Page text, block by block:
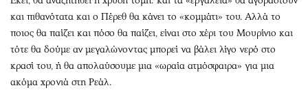
και πιθανότατα και ο Πέρεθ θα κάνει το «κομμάτι» του. Αλλά το
ποιος θα παίζει και πόσο θα παίζει, είναι στο χέρι του Μουρίνιο και
τότε θα δούμε αν μεγαλώνοντας μπορεί να βάλει λίγο νερό στο
κρασί του, ή θα απολαύσουμε μια «ωραία ατμόσφαιρα» για μια
ακόμα χρονιά στη Ρεάλ.